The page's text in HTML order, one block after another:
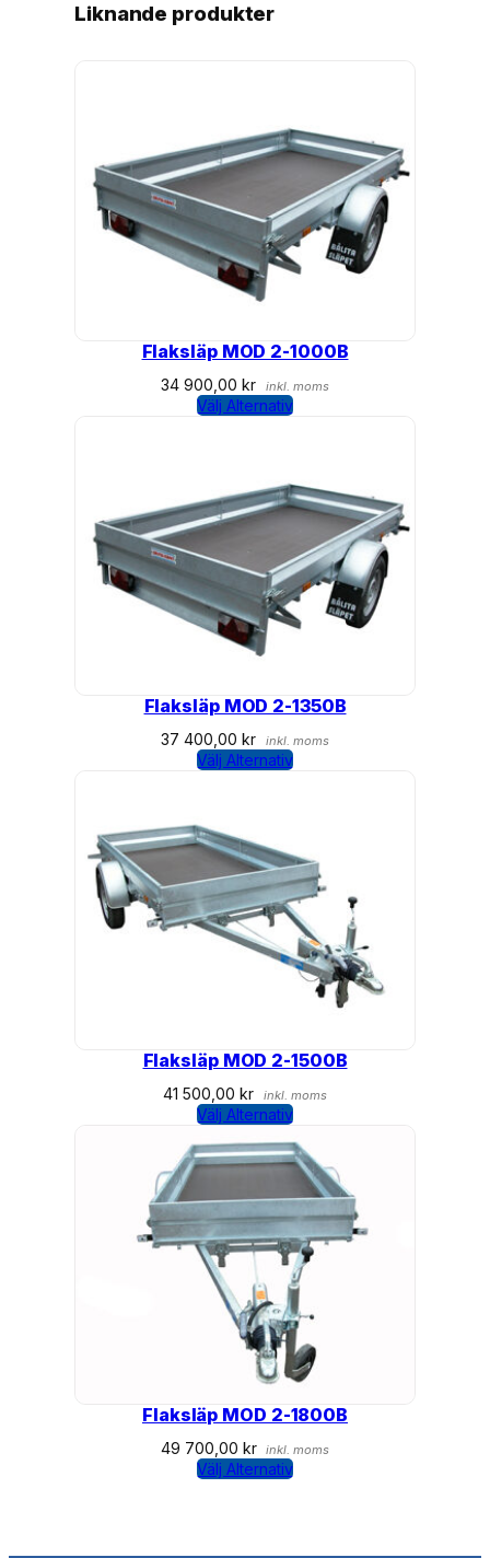
Liknande produkter
Flaksläp MOD 2-1000B
34 900,00kr inkl. moms
Välj Alternativ
Flaksläp MOD 2-1350B
37 400,00kr inkl. moms
Välj Alternativ
Flaksläp MOD 2-1500B
41 500,00kr inkl. moms
Välj Alternativ
Flaksläp MOD 2-1800B
49 700,00 kr inkl. moms
Välj Alternativ